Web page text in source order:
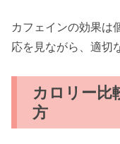
カフェインの効果は
応を見ながら、適切
カロリー比
方